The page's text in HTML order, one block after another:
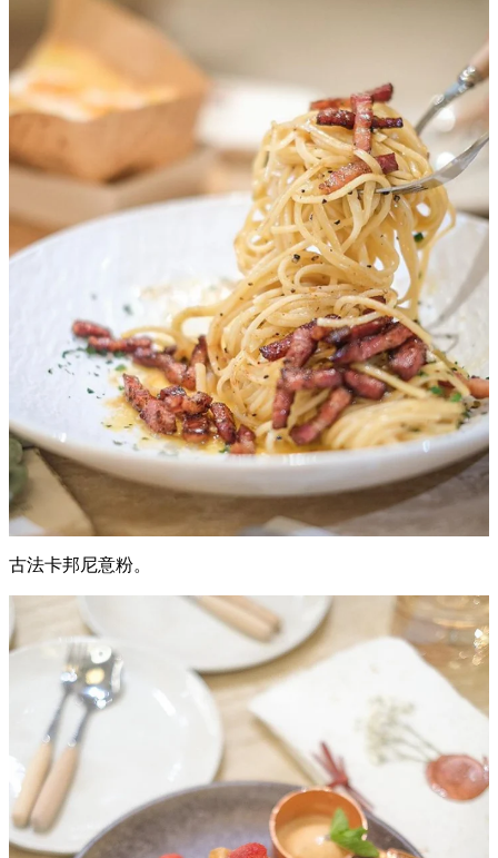
古法卡邦尼意粉。